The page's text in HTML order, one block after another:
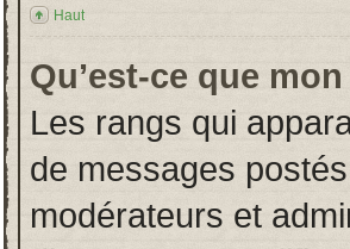
Haut
Qu’est-ce que
Les rangs qui
de messages
modérateurs et